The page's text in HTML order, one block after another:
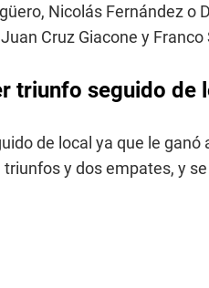
Nicolás Fernández o
Cruz Giacone y Franco
triunfo seguido de
de local ya que le ganó
y dos empates, y